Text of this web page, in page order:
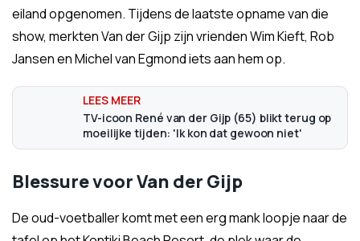
eiland opgenomen. Tijdens de laatste opname van die
show, merkten Van der Gijp zijn vrienden Wim Kieft, Rob
Jansen en Michel van Egmond iets aan hem op.
TV-icoon René van der Gijp (65) blikt terug op
moeilijke tijden: 'Ik kon dat gewoon niet'
Blessure voor Van der Gijp
De oud-voetballer komt met een erg mank loopje naar de